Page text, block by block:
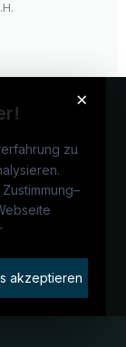
×
zu
–
akzeptieren